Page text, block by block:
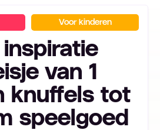
Voor kinderen
van 1
knuffels tot
speelgoed